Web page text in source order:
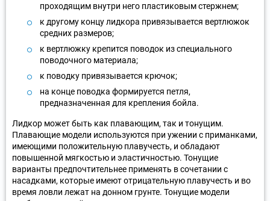
проходящим внутри него пластиковым стержнем;
к другому концу лидкора привязывается вертлюжок
средних размеров;
к вертлюжку крепится поводок из специального
поводочного материала;
к поводку привязывается крючок;
на конце поводка формируется петля,
предназначенная для крепления бойла.
Лидкор может быть как плавающим, так и тонущим.
Плавающие модели используются при ужении с приманками,
имеющими положительную плавучесть, и обладают
повышенной мягкостью и эластичностью. Тонущие
варианты предпочтительнее применять в сочетании с
насадками, которые имеют отрицательную плавучесть и во
время ловли лежат на донном грунте. Тонущие модели